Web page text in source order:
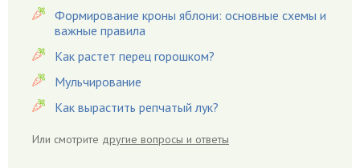
Гвоздики
Георгины
Герань
Гиацинт
Гибискус
Гладиолусы
Формирование кроны яблони: основные схемы и
важные правила
Как растет перец горошком?
Мульчирование
Как вырастить репчатый лук?
Или смотрите другие вопросы и ответы